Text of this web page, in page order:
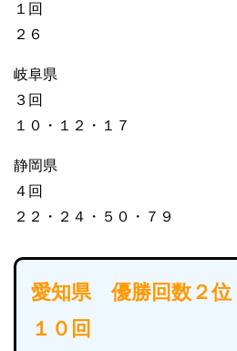
１回
２６
岐阜県
３回
１０・１２・１７
静岡県
４回
２２・２４・５０・７９
愛知県 優勝回数２位
１０回